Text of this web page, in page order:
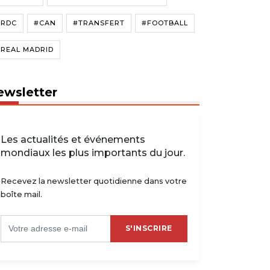
#CAN #TRANSFERT #FOOTBALL
MADRID
Les actualités et événements
mondiaux les plus importants du jour.
Recevez la newsletter quotidienne dans votre
boîte mail.
S'INSCRIRE